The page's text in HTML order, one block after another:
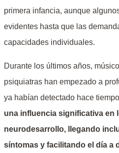
primera infancia, aunque
evidentes hasta que las
capacidades individuales.
Durante los últimos años,
psiquiatras han empezado a
ya habían detectado hace
una influencia significativa en
neurodesarrollo, llegando
síntomas y facilitando el día a